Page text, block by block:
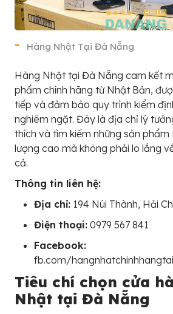
Hàng Nhật Tại Đà Nẵng
Hàng Nhật tại Đà Nẵng cam kết
phẩm chính hãng từ Nhật Bản,
tiếp và đảm bảo quy trình kiểm
nghiêm ngặt. Đây là địa chỉ lý
thích và tìm kiếm những sản
lượng cao mà không phải lo lắng
cả.
Thông tin liên hệ:
Địa chỉ: 194 Núi Thành, Hải
Điện thoại: 0979 567 841
Facebook:
fb.com/
Tiêu chí chọn cửa
Nhật tại Đà Nẵng